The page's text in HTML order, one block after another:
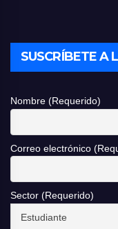
SUSCRÍBETE A
Nombre (Requerido)
Correo electrónico
Sector (Requerido)